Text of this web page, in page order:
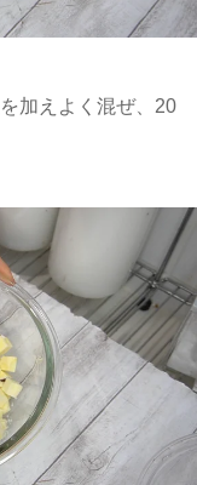
加えよく混ぜ、20